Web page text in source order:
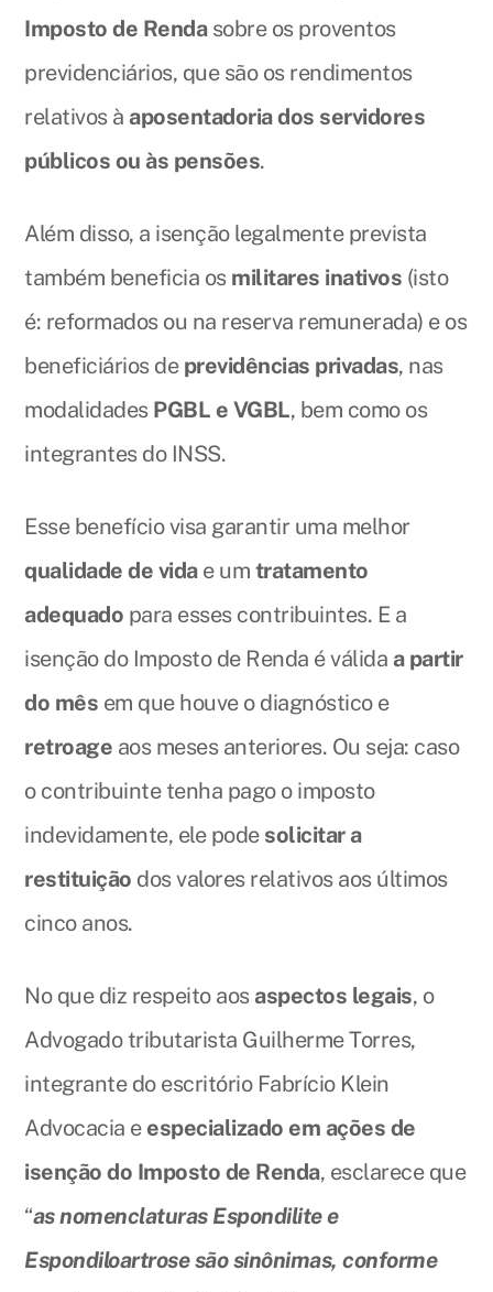
Imposto de Rendasobre os proventos
previdenciários, que são os rendimentos
relativos à aposentadoria dos servidores
públicos ou às pensões.
Além disso, a isenção legalmente prevista
também beneficia os militares inativos (isto
é: reformados ou na reserva remunerada) e os
beneficiários de previdências privadas, nas
modalidades PGBL e VGBL, bem como os
integrantes do INSS.
Esse benefício visa garantir uma melhor
qualidade de vidae um tratamento
adequado para esses contribuintes. E a
isenção do Imposto de Renda é válida a partir
do mês em que houve o diagnóstico e
retroage aos meses anteriores. Ou seja: caso
o contribuinte tenha pago o imposto
indevidamente, ele pode solicitar a
restituição dos valores relativos aos últimos
cinco anos.
No que diz respeito aos aspectos legais, o
Advogado tributarista Guilherme Torres,
integrante do escritório Fabrício Klein
Advocacia e especializado em ações de
isenção do Imposto de Renda, esclarece que
“as nomenclaturas Espondilite e
Espondiloartrose são sinônimas, conforme